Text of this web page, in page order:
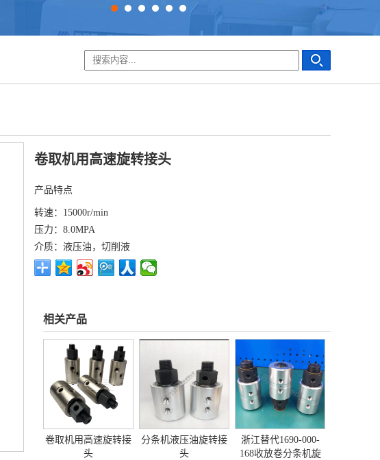
卷取机用高速旋转接头
产品特点
转速：15000r/min
压力：8.0MPA
介质：液压油，切削液
相关产品
卷取机用高速旋转接
头
分条机液压油旋转接
头
浙江替代1690-000-
168收放卷分条机旋